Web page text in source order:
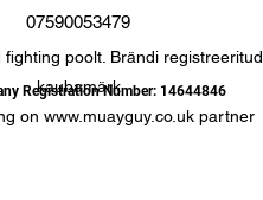
07590053479
poolt. Brändi registreeritud
kaubamärk
on www.muayguy.co.ukpartner
Registration Number: 14644846